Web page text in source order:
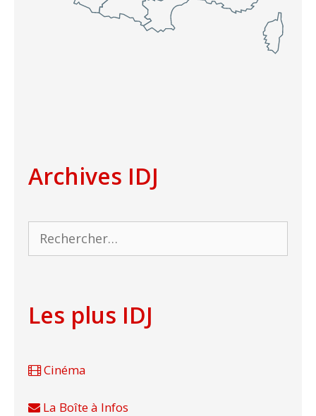
Archives IDJ
Rechercher :
Les plus IDJ
Cinéma
La Boîte à Infos